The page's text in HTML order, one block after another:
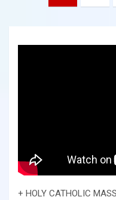
pagination
+ HOLY CATHOLIC